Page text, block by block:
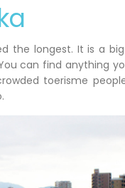
the longest. It is a
can find anything
toerisme